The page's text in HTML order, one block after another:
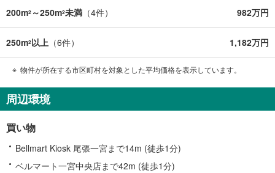
200m2 ～250m2未満 （4件） 982万円
250m2以上 （6件） 1,182万円
物件が所在する市区町村を対象とした平均価格を表示しています。
周辺環境
買い物
Bellmart Kiosk 尾張一宮まで14m (徒歩1分)
ベルマート一宮中央店まで42m (徒歩1分)